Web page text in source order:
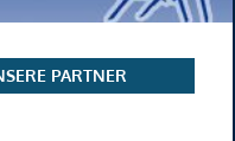
PARTNER